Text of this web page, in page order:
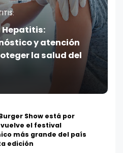
Hepatitis:
y atención
la salud del
Show está por
el festival
más grande del país
edición